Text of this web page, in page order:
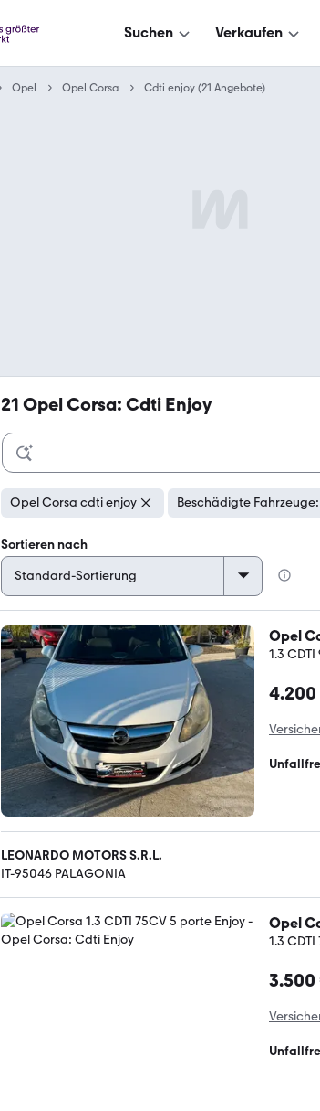
Suchen Verkaufen
Opel Opel Corsa Cdti enjoy (21 Angebote)
21 Opel Corsa: Cdti Enjoy
Opel Corsa cdti enjoy Beschädigte
Sortieren nach
Opel
1.3
LEONARDO MOTORS S.R.L.
IT-95046 PALAGONIA
Opel
1.3